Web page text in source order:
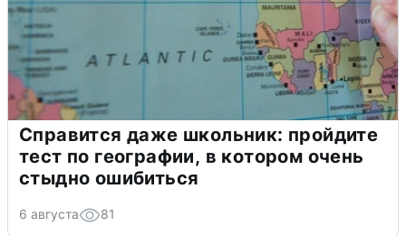
Справится даже школьник: пройдите
тест по географии, в котором очень
стыдно ошибиться
6 августа 81